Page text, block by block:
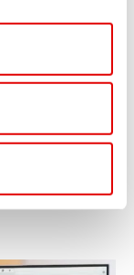
bij
Hotels